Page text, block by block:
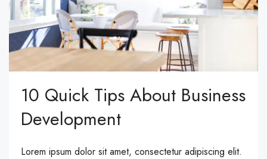
10 Quick Tips About Business
Development
Lorem ipsum dolor sit amet, consectetur adipiscing elit.